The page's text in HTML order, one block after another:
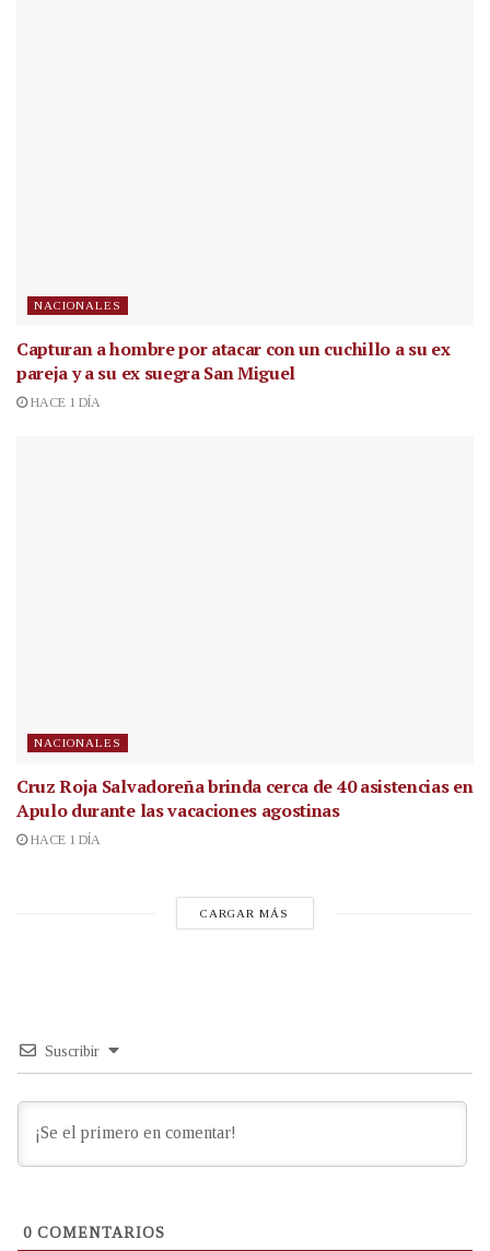
NACIONALES
Capturan a hombre por atacar con un cuchillo a su ex
pareja y a su ex suegra San Miguel
HACE 1 DÍA
NACIONALES
Cruz Roja Salvadoreña brinda cerca de 40 asistencias en
Apulo durante las vacaciones agostinas
HACE 1 DÍA
CARGAR MÁS
Suscribir
0 COMENTARIOS